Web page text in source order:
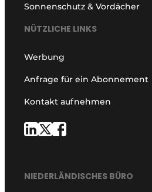
Sonnenschutz & Vordächer
NÜTZLICHE LINKS
Werbung
Anfrage für ein Abonnement
Kontakt aufnehmen
NIEDERLÄNDISCHES BÜRO